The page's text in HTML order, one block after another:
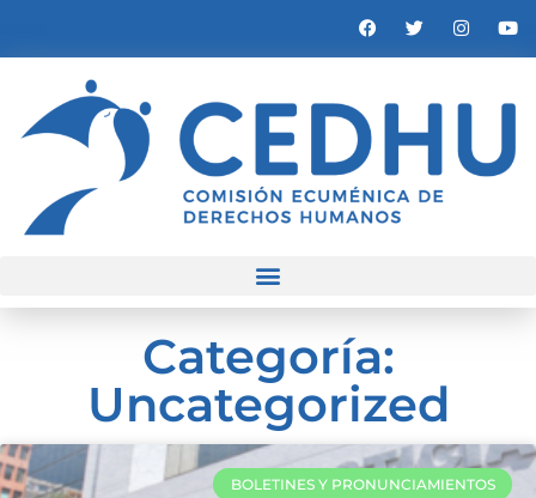
Categoría:
Uncategorized
BOLETINES Y PRONUNCIAMIENTOS